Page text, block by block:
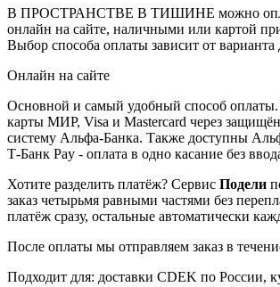
В ПРОСТРАНСТВЕ В ТИШИНЕ можно
онлайн на сайте, наличными или картой
Выбор способа оплаты зависит от варианта
Онлайн на сайте
Основной и самый удобный способ
карты МИР, Visa и Mastercard через
систему Альфа-Банка. Также доступны
Т-Банк Pay - оплата в одно касание без
Хотите разделить платёж? Сервис Подели
заказ четырьмя равными частями без
платёж сразу, остальные автоматически
После оплаты мы отправляем заказ в
Подходит для: доставки CDEK по России,